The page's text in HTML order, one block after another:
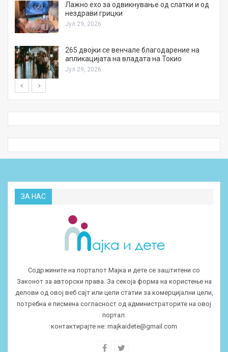
Лажно ехо за одвикнување од слатки и од
нездрави грицки
Јул 29, 2026
265 двојки се венчале благодарение на
апликацијата на владата на Токио
Јул 29, 2026
ЗА НАС
Содржините на порталот Мајка и дете се заштитени со
Законот за авторски права. За секоја форма на користење на
делови од овој веб сајт или цели статии за комерцијални цели,
потребна е писмена согласност од администраторите на овој
портал.
контактирајте не: majkaidete@gmail.com